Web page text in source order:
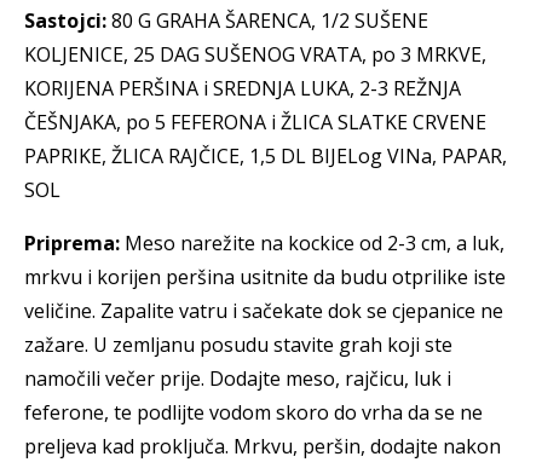
Sastojci:80 G GRAHA ŠARENCA, 1/2 SUŠENE
KOLJENICE, 25 DAG SUŠENOG VRATA, po 3 MRKVE,
KORIJENA PERŠINA i SREDNJA LUKA, 2-3 REŽNJA
ČEŠNJAKA, po 5 FEFERONA i ŽLICA SLATKE CRVENE
PAPRIKE, ŽLICA RAJČICE, 1,5 DL BIJELog VINa, PAPAR,
SOL
Priprema: Meso narežite na kockice od 2-3 cm, a luk,
mrkvu i korijen peršina usitnite da budu otprilike iste
veličine. Zapalite vatru i sačekate dok se cjepanice ne
zažare. U zemljanu posudu stavite grah koji ste
namočili večer prije. Dodajte meso, rajčicu, luk i
feferone, te podlijte vodom skoro do vrha da se ne
preljeva kad proključa. Mrkvu, peršin, dodajte nakon